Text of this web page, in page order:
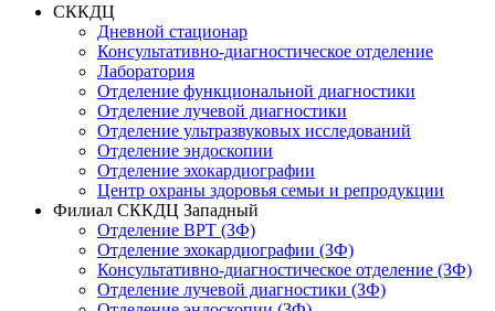
СККДЦ
Дневной стационар
Консультативно-диагностическое отделение
Лаборатория
Отделение функциональной диагностики
Отделение лучевой диагностики
Отделение ультразвуковых исследований
Отделение эндоскопии
Отделение эхокардиографии
Центр охраны здоровья семьи и репродукции
Филиал СККДЦ Западный
Отделение ВРТ (ЗФ)
Отделение эхокардиографии (ЗФ)
Консультативно-диагностическое отделение (ЗФ)
Отделение лучевой диагностики (ЗФ)